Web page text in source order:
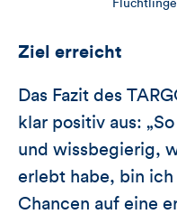
Ziel erreicht
Das Fazit des
klar positiv aus:
und wissbegierig,
erlebt habe, bin ich
Chancen auf eine